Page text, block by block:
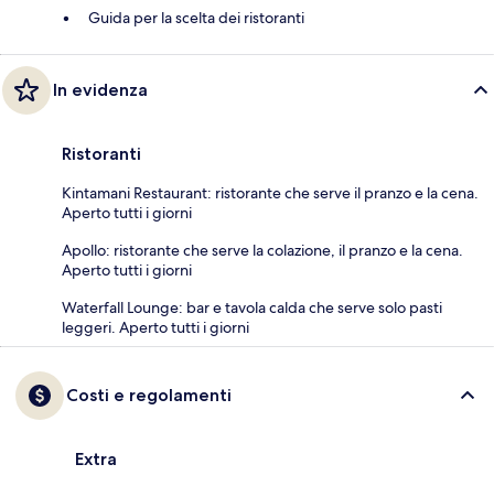
Guida per la scelta dei ristoranti
In evidenza
Ristoranti
Kintamani Restaurant: ristorante che serve il pranzo e la cena.
Aperto tutti i giorni
Apollo: ristorante che serve la colazione, il pranzo e la cena.
Aperto tutti i giorni
Waterfall Lounge: bar e tavola calda che serve solo pasti
leggeri. Aperto tutti i giorni
Costi e regolamenti
Extra